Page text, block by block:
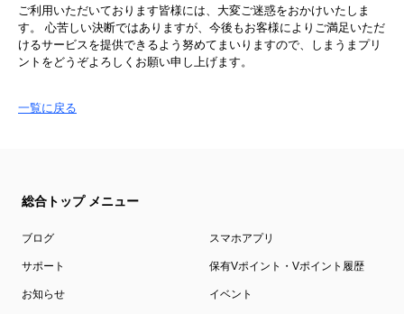
ご利用いただいております皆様には、大変ご迷惑をおかけいたしま
す。 心苦しい決断ではありますが、今後もお客様によりご満足いただ
けるサービスを提供できるよう努めてまいりますので、しまうまプリ
ントをどうぞよろしくお願い申し上げます。
一覧に戻る
総合トップ メニュー
ブログ スマホアプリ
サポート 保有Vポイント・Vポイント履歴
お知らせ イベント